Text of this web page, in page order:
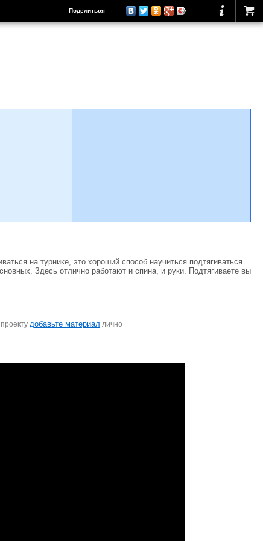
Поделиться
на турнике, это хороший способ научиться подтягиваться.
Здесь отлично работают и спина, и руки. Подтягиваете вы
добавьте материал лично